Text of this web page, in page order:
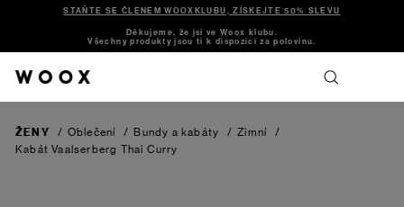
STAŇTE SE ČLENEM WOOXKLUBU, ZÍSKEJTE 50% SLEVU
Děkujeme, že jsi ve Woox klubu.
Všechny produkty jsou ti k dispozici za polovinu.
ŽENY / Oblečení / Bundy a kabáty / Zimní
/
Kabát Vaalserberg Thai Curry